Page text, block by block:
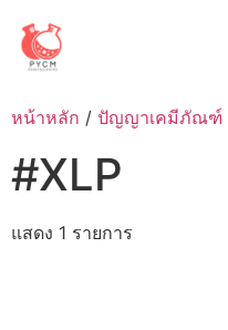
content
หน้าหลัก / ปัญญาเคมีภัณฑ์
#XLP
แสดง 1 รายการ